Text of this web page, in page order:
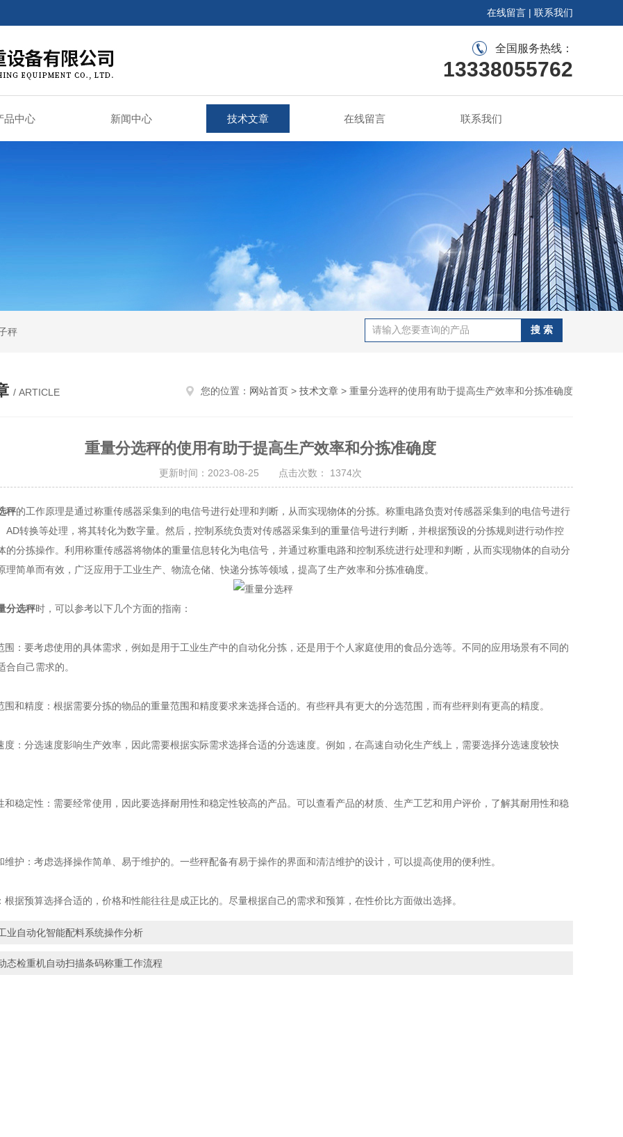
在线留言 | 联系我们
全国服务热线：
13338055762
品中心 新闻中心 技术文章 在线留言 联系我们
秤
/ ARTICLE 您的位置： 网站首页 > 技术文章 > 重量分选秤的使用有助于提高生产效率和分拣准确度
重量分选秤的使用有助于提高生产效率和分拣准确度
更新时间：2023-08-25 点击次数： 1374次
秤的工作原理是通过称重传感器采集到的电信号进行处理和判断，从而实现物体的分拣。称重电路负责对传感器采集到的电信号进行
AD转换等处理，将其转化为数字量。然后，控制系统负责对传感器采集到的重量信号进行判断，并根据预设的分拣规则进行动作控
的分拣操作。利用称重传感器将物体的重量信息转化为电信号，并通过称重电路和控制系统进行处理和判断，从而实现物体的自动分
理简单而有效，广泛应用于工业生产、物流仓储、快递分拣等领域，提高了生产效率和分拣准确度。
分选秤时，可以参考以下几个方面的指南：
要考虑使用的具体需求，例如是用于工业生产中的自动化分拣，还是用于个人家庭使用的食品分选等。不同的应用场景有不同的
合自己需求的。
精度：根据需要分拣的物品的重量范围和精度要求来选择合适的。有些秤具有更大的分选范围，而有些秤则有更高的精度。
分选速度影响生产效率，因此需要根据实际需求选择合适的分选速度。例如，在高速自动化生产线上，需要选择分选速度较快
定性：需要经常使用，因此要选择耐用性和稳定性较高的产品。可以查看产品的材质、生产工艺和用户评价，了解其耐用性和稳
：考虑选择操作简单、易于维护的。一些秤配备有易于操作的界面和清洁维护的设计，可以提高使用的便利性。
预算选择合适的，价格和性能往往是成正比的。尽量根据自己的需求和预算，在性价比方面做出选择。
业自动化智能配料系统操作分析
态检重机自动扫描条码称重工作流程